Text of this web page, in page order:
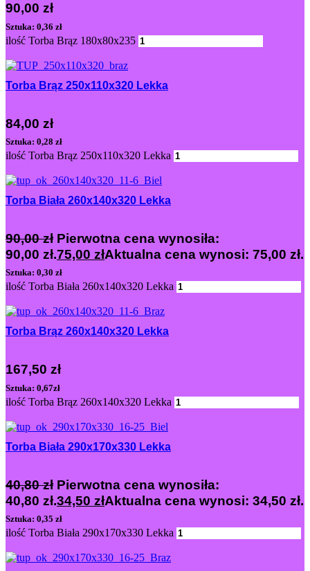
90,00 zł
Sztuka: 0,36 zł
ilość Torba Brąz 180x80x235
Torba Brąz 250x110x320 Lekka
84,00 zł
Sztuka: 0,28 zł
ilość Torba Brąz 250x110x320 Lekka
Torba Biała 260x140x320 Lekka
90,00zł Pierwotna cena wynosiła:
90,00 zł.75,00 złAktualna cena wynosi: 75,00 zł.
Sztuka: 0,30 zł
ilość Torba Biała 260x140x320 Lekka
Torba Brąz 260x140x320 Lekka
167,50 zł
Sztuka: 0,67zł
ilość Torba Brąz 260x140x320 Lekka
Torba Biała 290x170x330 Lekka
40,80zł Pierwotna cena wynosiła:
40,80 zł.34,50 złAktualna cena wynosi: 34,50 zł.
Sztuka: 0,35 zł
ilość Torba Biała 290x170x330 Lekka